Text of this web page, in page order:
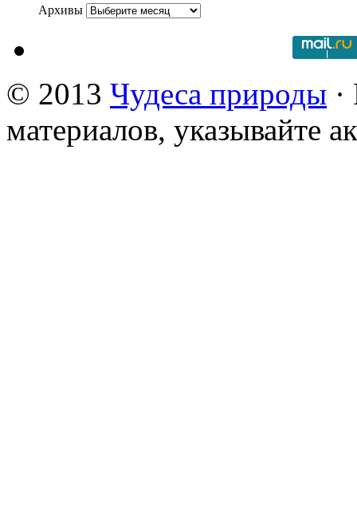
Архивы
© 2013 Чудеса природы
материалов, указывайте